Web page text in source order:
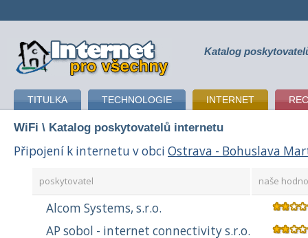
připojení k internetu Katalog
TITULKA TECHNOLOGIE INTERNET
WiFi \ Katalog poskytovatelů internetu
Připojení k internetu v obci Ostrava - Bohuslava
poskytovatel naše
Alcom Systems, s.r.o.
AP sobol - internet connectivity s.r.o.